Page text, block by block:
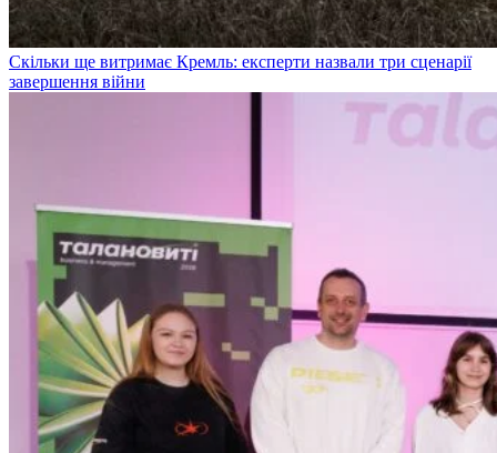
Скільки ще витримає Кремль: експерти назвали три сценарії
завершення війни